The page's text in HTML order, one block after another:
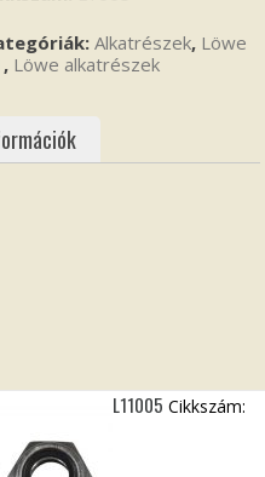
Alkatrészek, Löwe
, Löwe alkatrészek
L11005 Cikkszám: